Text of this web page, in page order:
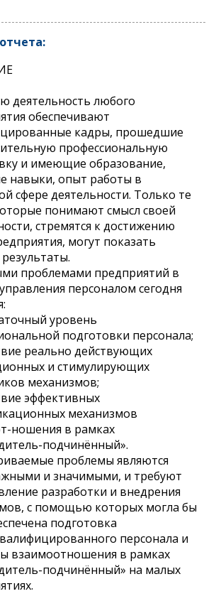
деятельность любого
обеспечивают
кадры, прошедшие
профессиональную
и имеющие образование,
навыки, опыт работы в
сфере деятельности. Только те
понимают смысл своей
стремятся к достижению
могут показать
проблемами предприятий в
персоналом сегодня
уровень
подготовки персонала;
реально действующих
и стимулирующих
механизмов;
эффективных
механизмов
ношения в рамках
подчинённый».
проблемы являются
и значимыми, и требуют
разработки и внедрения
с помощью которых могла бы
подготовка
персонала и
взаимоотношения в рамках
подчинённый» на малых